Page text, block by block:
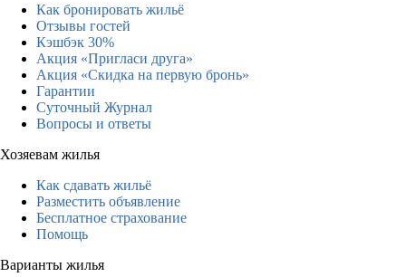
Как бронировать жильё
Отзывы гостей
Кэшбэк 30%
Акция «Пригласи друга»
Акция «Скидка на первую бронь»
Гарантии
Суточный Журнал
Вопросы и ответы
Хозяевам жилья
Как сдавать жильё
Разместить объявление
Бесплатное страхование
Помощь
Варианты жилья